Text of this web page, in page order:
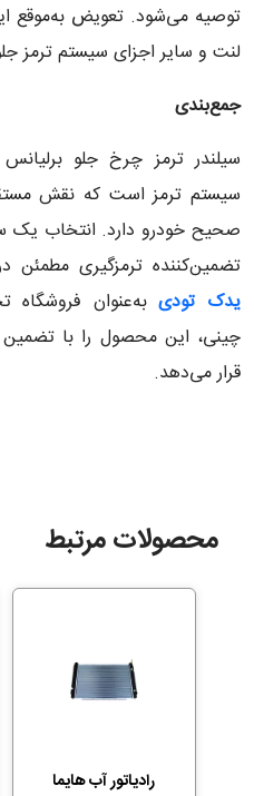
توصیه می‌شود. تعویض به‌موقع
لنت و سایر اجزای سیستم ترمز
جمع‌بندی
سیستم ترمز است که نقش
صحیح خودرو دارد. انتخاب یک
تضمین‌کننده ترمزگیری
یدک تودیبه‌عنوان فروشگاه
چینی، این محصول را با
قرار می‌دهد.
محصولات مرتبط
رادیاتور آب هایما